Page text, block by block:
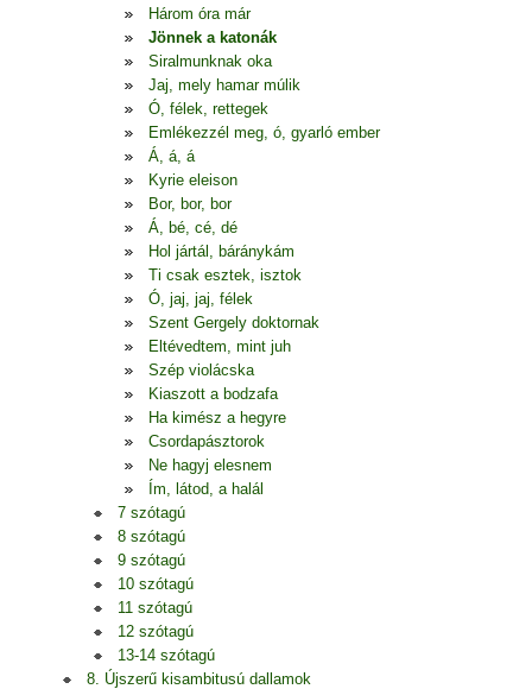
Három óra már
Jönnek a katonák
Siralmunknak oka
Jaj, mely hamar múlik
Ó, félek, rettegek
Emlékezzél meg, ó, gyarló ember
Á, á, á
Kyrie eleison
Bor, bor, bor
Á, bé, cé, dé
Hol jártál, báránykám
Ti csak esztek, isztok
Ó, jaj, jaj, félek
Szent Gergely doktornak
Eltévedtem, mint juh
Szép violácska
Kiaszott a bodzafa
Ha kimész a hegyre
Csordapásztorok
Ne hagyj elesnem
Ím, látod, a halál
7 szótagú
8 szótagú
9 szótagú
10 szótagú
11 szótagú
12 szótagú
13-14 szótagú
8. Újszerű kisambitusú dallamok